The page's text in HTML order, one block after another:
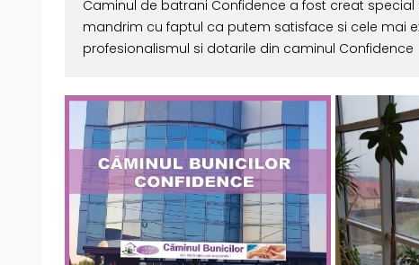
Caminul de batrani Confidence a fost creat
mandrim cu faptul ca putem satisface si cele mai
profesionalismul si dotarile din caminul Confidence